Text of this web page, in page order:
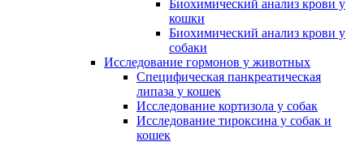
Биохимический анализ крови у
кошки
Биохимический анализ крови у
собаки
Исследование гормонов у животных
Специфическая панкреатическая
липаза у кошек
Исследование кортизола у собак
Исследование тироксина у собак и
кошек